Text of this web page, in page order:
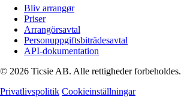
Bliv arrangør
Priser
Arrangörsavtal
Personuppgiftsbiträdesavtal
API-dokumentation
© 2026 Ticsie AB. Alle rettigheder forbeholdes.
Privatlivspolitik Cookieinställningar